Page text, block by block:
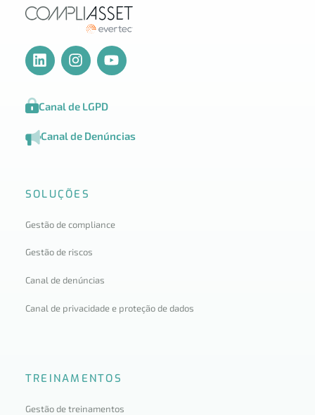
Canal de LGPD
Canal de Denúncias
SOLUÇÕES
Gestão de compliance
Gestão de riscos
Canal de denúncias
Canal de privacidade e proteção de dados
TREINAMENTOS
Gestão de treinamentos